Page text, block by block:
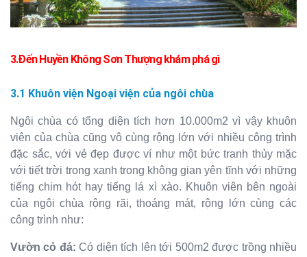
3.Đến Huyền Không Sơn Thượng khám phá gì
3.1 Khuôn viện Ngoại viện của ngôi chùa
Ngôi chùa có tổng diện tích hơn 10.000m2 vì vậy khuôn
viên của chùa cũng vô cùng rộng lớn với nhiều công trình
đặc sắc, với vẻ đẹp được ví như một bức tranh thủy mặc
với tiết trời trong xanh trong không gian yên tĩnh với những
tiếng chim hót hay tiếng lá xì xào. Khuôn viên bên ngoài
của ngôi chùa rộng rãi, thoáng mát, rộng lớn cùng các
công trình như:
Vườn cỏ đá: Có diện tích lên tới 500m2 được trồng nhiều